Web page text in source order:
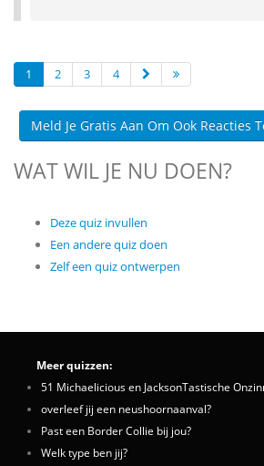
1 2 3 4
Meld Je Gratis Aan Om Ook Reacties
WAT WIL JE NU DOEN?
Deze quiz invullen
Een andere quiz doen
Zelf een quiz ontwerpen
Meer quizzen:
51 Michaelicious en JacksonTastische
overleef jij een neushoornaanval?
Past een Border Collie bij jou?
Welk type ben jij?